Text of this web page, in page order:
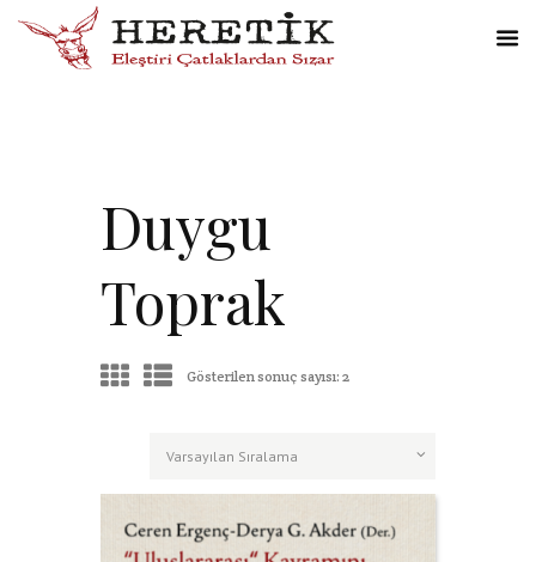
Duygu
Toprak
Gösterilen sonuç sayısı: 2